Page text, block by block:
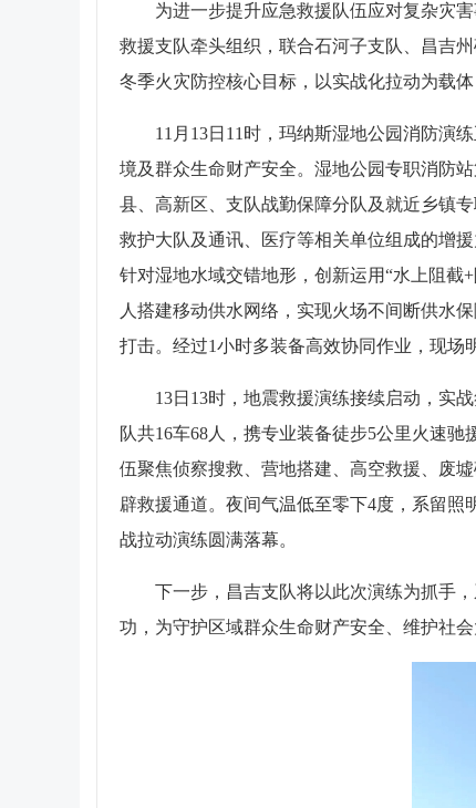
为进一步提升应急救援队伍应对复杂灾
救援支队牵头组织，联合石河子支队、昌吉
冬季火灾防控核心目标，以实战化拉动为载
11月13日11时，玛纳斯湿地公园消防演
境及群众生命财产安全。湿地公园专职消防
县、高新区、支队战勤保障分队及就近乡镇
救护大队及通讯、医疗等相关单位组成的增
针对湿地水域交错地形，创新运用“水上阻截
人搭建移动供水网络，实现火场不间断供水
打击。经过1小时多装备高效协同作业，现场
13日13时，地震救援演练接续启动，实
队共16车68人，携专业装备徒步5公里火速
伍聚焦侦察搜救、营地搭建、高空救援、废
辟救援通道。夜间气温低至零下4度，系留
战拉动演练圆满落幕。
下一步，昌吉支队将以此次演练为抓手
功，为守护区域群众生命财产安全、维护社